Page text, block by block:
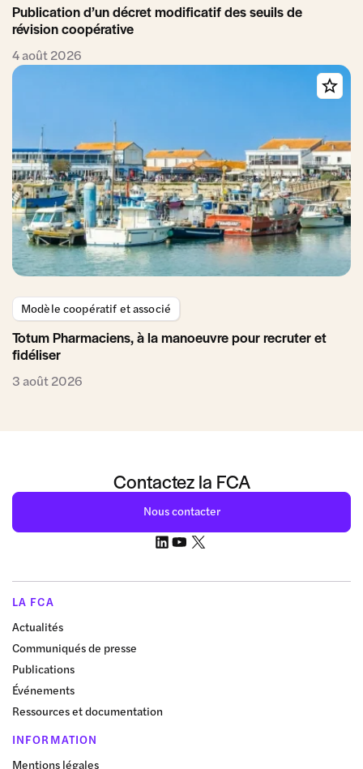
Publication d’un décret modificatif des seuils de
révision coopérative
4 août 2026
Modèle coopératif et associé
Totum Pharmaciens, à la manoeuvre pour recruter et
fidéliser
3 août 2026
Contactez la FCA
Nous contacter
LA FCA
Actualités
Communiqués de presse
Publications
Événements
Ressources et documentation
INFORMATION
Mentions légales